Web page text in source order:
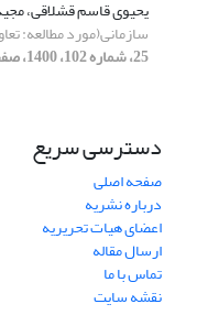
یحیوی قاسم قشلاقی،
سازمانی(مورد مطالعه:
25، شماره 102، 1400، صفحه 93-103]
دسترسی سریع
صفحه اصلی
درباره نشریه
اعضای هیات تحریریه
ارسال مقاله
تماس با ما
نقشه سایت